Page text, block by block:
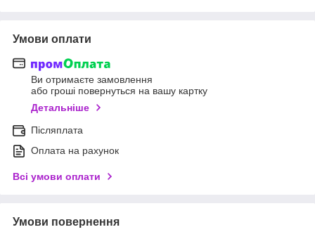
Умови оплати
Ви отримаєте замовлення
або гроші повернуться на вашу картку
Детальніше
Післяплата
Оплата на рахунок
Всі умови оплати
Умови повернення